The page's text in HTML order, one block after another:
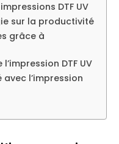
DTF UV
sur la productivité
grâce à
DTF UV
l’impression